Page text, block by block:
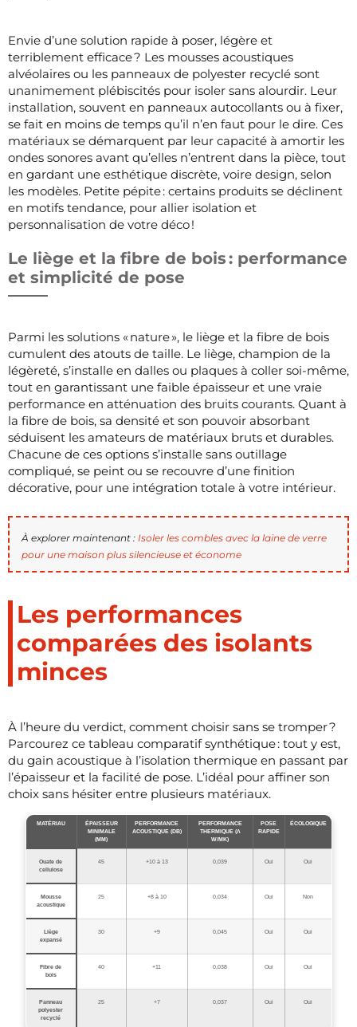
Envie d’une solution rapide à poser, légère et
terriblement efficace ? Les mousses acoustiques
alvéolaires ou les panneaux de polyester recyclé sont
unanimement plébiscités pour isoler sans alourdir. Leur
installation, souvent en panneaux autocollants ou à fixer,
se fait en moins de temps qu’il n’en faut pour le dire. Ces
matériaux se démarquent par leur capacité à amortir les
ondes sonores avant qu’elles n’entrent dans la pièce, tout
en gardant une esthétique discrète, voire design, selon
les modèles. Petite pépite : certains produits se déclinent
en motifs tendance, pour allier isolation et
personnalisation de votre déco !
Le liège et la fibre de bois : performance
et simplicité de pose
Parmi les solutions « nature », le liège et la fibre de bois
cumulent des atouts de taille. Le liège, champion de la
légèreté, s’installe en dalles ou plaques à coller soi-même,
tout en garantissant une faible épaisseur et une vraie
performance en atténuation des bruits courants. Quant à
la fibre de bois, sa densité et son pouvoir absorbant
séduisent les amateurs de matériaux bruts et durables.
Chacune de ces options s’installe sans outillage
compliqué, se peint ou se recouvre d’une finition
décorative, pour une intégration totale à votre intérieur.
À explorer maintenant : Isoler les combles avec la laine de verre
pour une maison plus silencieuse et économe
Les performances
comparées des isolants
minces
À l’heure du verdict, comment choisir sans se tromper ?
Parcourez ce tableau comparatif synthétique : tout y est,
du gain acoustique à l’isolation thermique en passant par
l’épaisseur et la facilité de pose. L’idéal pour affiner son
choix sans hésiter entre plusieurs matériaux.
MATÉRIAU
ÉPAISSEUR
MINIMALE
(MM)
PERFORMANCE
ACOUSTIQUE (DB)
PERFORMANCE
THERMIQUE (Λ
W/MK)
POSE
RAPIDE
ÉCOLOGIQUE
Ouate de
cellulose
45 +10 à 13 0,039 Oui Oui
Mousse
acoustique
25 +8 à 10 0,034 Oui Non
Liège
expansé
30 +9 0,045 Oui Oui
Fibre de
bois
40 +11 0,038 Oui Oui
Panneau
polyester
recyclé
25 +7 0,037 Oui Oui